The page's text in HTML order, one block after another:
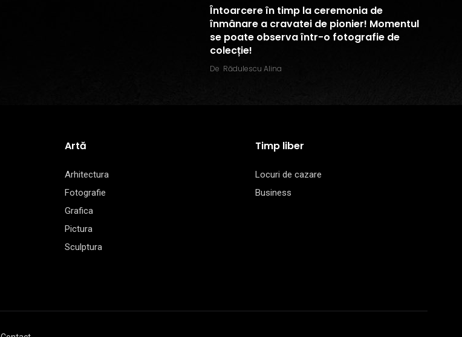
Întoarcere în timp la ceremonia de
înmânare a cravatei de pionier! Momentul
se poate observa într-o fotografie de
colecție!
De Rădulescu Alina
Artă
Arhitectura
Fotografie
Grafica
Pictura
Sculptura
Timp liber
Locuri de cazare
Business